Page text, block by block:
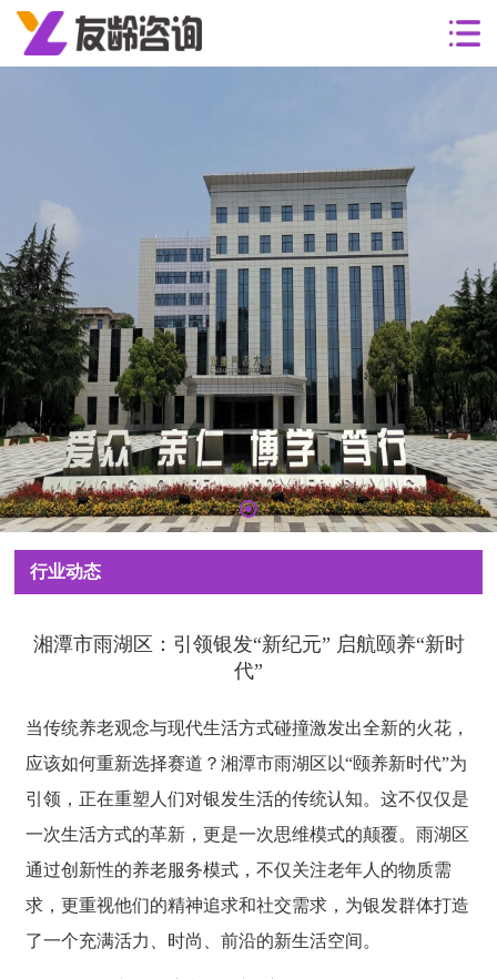
行业动态
湘潭市雨湖区：引领银发“新纪元” 启航颐养“新时
代”
当传统养老观念与现代生活方式碰撞激发出全新的火花，
应该如何重新选择赛道？湘潭市雨湖区以“颐养新时代”为
引领，正在重塑人们对银发生活的传统认知。这不仅仅是
一次生活方式的革新，更是一次思维模式的颠覆。雨湖区
通过创新性的养老服务模式，不仅关注老年人的物质需
求，更重视他们的精神追求和社交需求，为银发群体打造
了一个充满活力、时尚、前沿的新生活空间。